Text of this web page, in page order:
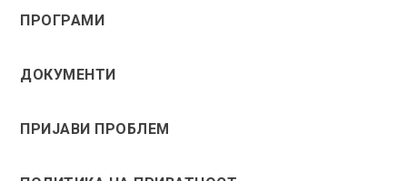
ПРОГРАМИ
ДОКУМЕНТИ
ПРИЈАВИ ПРОБЛЕМ